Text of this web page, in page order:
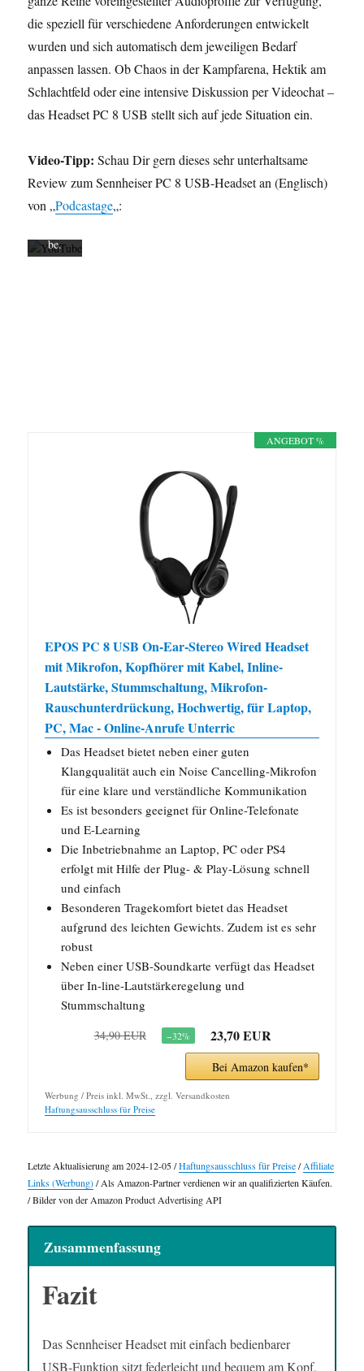
die speziell für verschiedene Anforderungen entwickelt
wurden und sich automatisch dem jeweiligen Bedarf
anpassen lassen. Ob Chaos in der Kampfarena, Hektik am
Schlachtfeld oder eine intensive Diskussion per Videochat –
das Headset PC 8 USB stellt sich auf jede Situation ein.
Video-Tipp: Schau Dir gern dieses sehr unterhaltsame
Review zum Sennheiser PC 8 USB-Headset an (Englisch)
von „Podcastage„:
Mit
dem
Laden
des
Videos
akzept
ieren
Datens
chutze
rkläru
ng von
be.
Mehr
ANGEBOT %
EPOS PC 8 USB On-Ear-Stereo Wired Headset
mit Mikrofon, Kopfhörer mit Kabel, Inline-
Lautstärke, Stummschaltung, Mikrofon-
Rauschunterdrückung, Hochwertig, für Laptop,
PC, Mac - Online-Anrufe Unterric
Das Headset bietet neben einer guten
Klangqualität auch ein Noise Cancelling-Mikrofon
für eine klare und verständliche Kommunikation
Es ist besonders geeignet für Online-Telefonate
und E-Learning
Die Inbetriebnahme an Laptop, PC oder PS4
erfolgt mit Hilfe der Plug- & Play-Lösung schnell
und einfach
Besonderen Tragekomfort bietet das Headset
aufgrund des leichten Gewichts. Zudem ist es sehr
robust
Neben einer USB-Soundkarte verfügt das Headset
über In-line-Lautstärkeregelung und
Stummschaltung
34,90 EUR −32% 23,70 EUR
Bei Amazon kaufen*
Werbung / Preis inkl. MwSt., zzgl. Versandkosten
Haftungsausschluss für Preise
Letzte Aktualisierung am 2024-12-05 /Haftungsausschluss für Preise/Affiliate
Links (Werbung)/ Als Amazon-Partner verdienen wir an qualifizierten Käufen.
/ Bilder von der Amazon Product Advertising API
Zusammenfassung
Fazit
Das Sennheiser Headset mit einfach bedienbarer
USB-Funktion sitzt federleicht und bequem am Kopf,